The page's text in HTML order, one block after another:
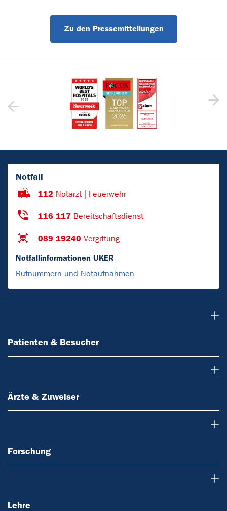
Zu den Pressemitteilungen
Notfall
112 Notarzt | Feuerwehr
116 117 Bereitschaftsdienst
089 19240 Vergiftung
Notfallinformationen UKER
Rufnummern und Notaufnahmen
Patienten & Besucher
Ärzte & Zuweiser
Forschung
Lehre